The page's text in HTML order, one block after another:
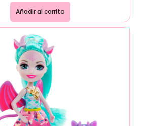
Añadir al carrito